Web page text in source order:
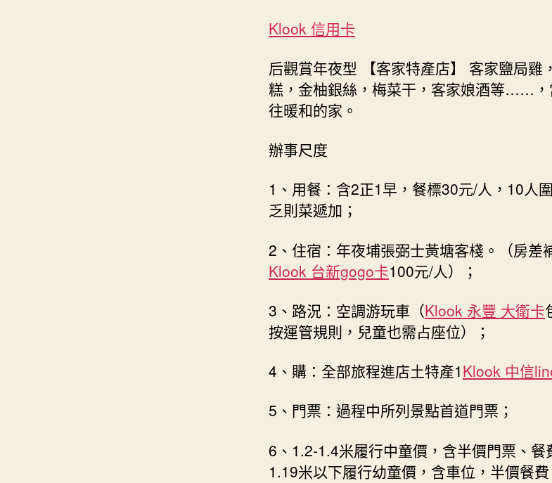
Klook 信用卡
后觀賞年夜型 【客家特產店】 客家鹽局雞
糕，金柚銀絲，梅菜干，客家娘酒等……，
往暖和的家。
辦事尺度
1、用餐：含2正1早，餐標30元/人，10人
乏則菜遞加；
2、住宿：年夜埔張弼士黃塘客棧。（房差
Klook 台新gogo卡100元/人）；
3、路況：空調游玩車（Klook 永豐 大衛卡
按運管規則，兒童也需占座位）；
4、購：全部旅程進店土特產1Klook 中信
5、門票：過程中所列景點首道門票；
6、1.2-1.4米履行中童價，含半價門票、餐
1.19米以下履行幼童價，含車位，半價餐